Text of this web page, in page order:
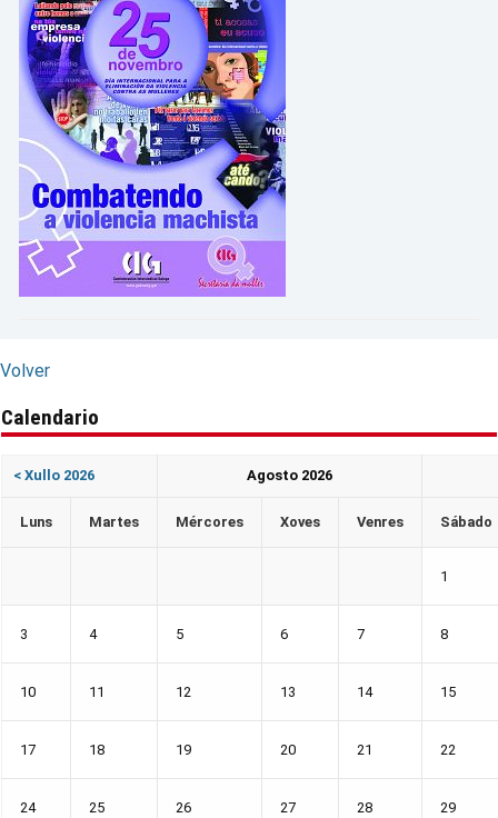
Volver
Calendario
< Xullo 2026 Agosto 2026
Luns Martes Mércores Xoves Venres Sábado
1
3 4 5 6 7 8
10 11 12 13 14 15
17 18 19 20 21 22
24 25 26 27 28 29